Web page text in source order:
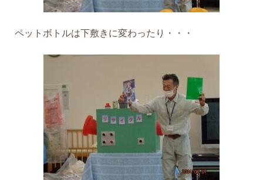
ペットボトルは下敷きに変わったり・・・